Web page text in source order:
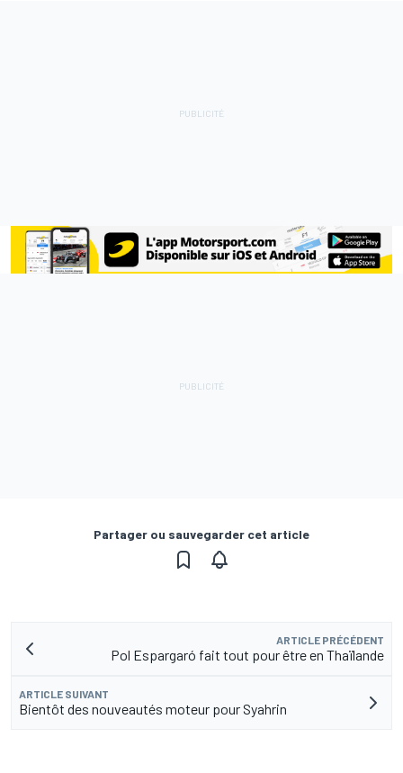
Partager ou sauvegarder cet article
ARTICLE PRÉCÉDENT
Pol Espargaró fait tout pour être en Thaïlande
ARTICLE SUIVANT
Bientôt des nouveautés moteur pour Syahrin